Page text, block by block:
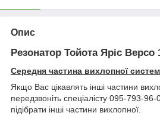
Опис
Резонатор Тойота Яріс Версо
Середня частина вихлопної
Якщо Вас цікавлять інші частини
передзвоніть спеціалісту 095-793-
підібрати інші частини вихлопної.